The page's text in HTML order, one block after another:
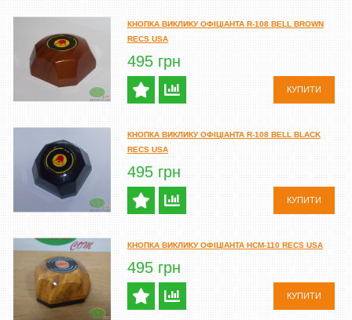
КНОПКА ВИКЛИКУ ОФІЦІАНТА R-108 BELL BROWN
RECS USA
495 грн
КУПИТИ
КНОПКА ВИКЛИКУ ОФІЦІАНТА R-108 BELL BLACK
RECS USA
495 грн
КУПИТИ
КНОПКА ВИКЛИКУ ОФІЦІАНТА HCM-110 RECS USA
495 грн
КУПИТИ